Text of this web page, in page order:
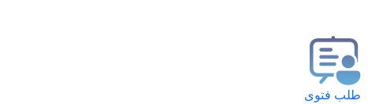
طلب فتوى